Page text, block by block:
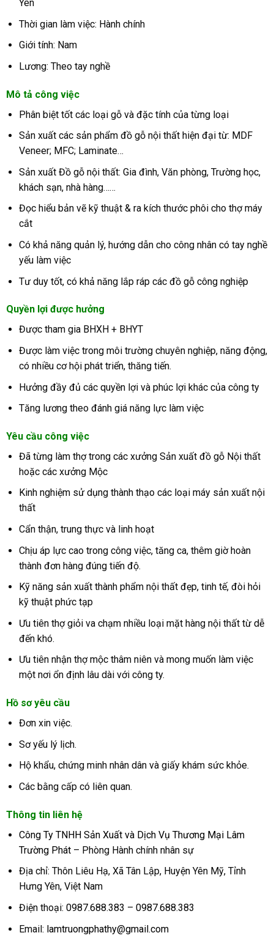
Yên
Thời gian làm việc: Hành chính
Giới tính: Nam
Lương: Theo tay nghề
Mô tả công việc
Phân biệt tốt các loại gỗ và đặc tính của từng loại
Sản xuất các sản phẩm đồ gỗ nội thất hiện đại từ: MDF
Veneer; MFC; Laminate…
Sản xuất Đồ gỗ nội thất: Gia đình, Văn phòng, Trường học,
khách sạn, nhà hàng……
Đọc hiểu bản vẽ kỹ thuật & ra kích thước phôi cho thợ máy
cắt
Có khả năng quản lý, hướng dẫn cho công nhân có tay nghề
yếu làm việc
Tư duy tốt, có khả năng lắp ráp các đồ gỗ công nghiệp
Quyền lợi được hưởng
Được tham gia BHXH + BHYT
Được làm việc trong môi trường chuyên nghiệp, năng động,
có nhiều cơ hội phát triển, thăng tiến.
Hưởng đầy đủ các quyền lợi và phúc lợi khác của công ty
Tăng lương theo đánh giá năng lực làm việc
Yêu cầu công việc
Đã từng làm thợ trong các xưởng Sản xuất đồ gỗ Nội thất
hoặc các xưởng Mộc
Kinh nghiệm sử dụng thành thạo các loại máy sản xuất nội
thất
Cẩn thận, trung thực và linh hoạt
Chịu áp lực cao trong công việc, tăng ca, thêm giờ hoàn
thành đơn hàng đúng tiến độ.
Kỹ năng sản xuất thành phẩm nội thất đẹp, tinh tế, đòi hỏi
kỹ thuật phức tạp
Ưu tiên thợ giỏi va chạm nhiều loại mặt hàng nội thất từ dễ
đến khó.
Ưu tiên nhận thợ mộc thâm niên và mong muốn làm việc
một nơi ổn định lâu dài với công ty.
Hồ sơ yêu cầu
Đơn xin việc.
Sơ yếu lý lịch.
Hộ khẩu, chứng minh nhân dân và giấy khám sức khỏe.
Các bằng cấp có liên quan.
Thông tin liên hệ
Công Ty TNHH Sản Xuất và Dịch Vụ Thương Mại Lâm
Trường Phát– Phòng Hành chính nhân sự
Địa chỉ: Thôn Liêu Hạ, Xã Tân Lập, Huyện Yên Mỹ, Tỉnh
Hưng Yên, Việt Nam
Điện thoại: 0987.688.383 – 0987.688.383
Email: lamtruongphathy@gmail.com